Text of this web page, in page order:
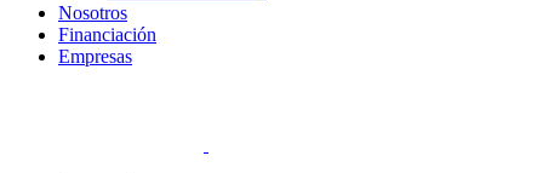
Nosotros
Financiación
Empresas